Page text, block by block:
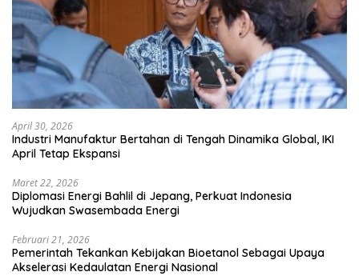
April 30, 2026
Industri Manufaktur Bertahan di Tengah Dinamika Global, IKI
April Tetap Ekspansi
Maret 22, 2026
Diplomasi Energi Bahlil di Jepang, Perkuat Indonesia
Wujudkan Swasembada Energi
Februari 21, 2026
Pemerintah Tekankan Kebijakan Bioetanol Sebagai Upaya
Akselerasi Kedaulatan Energi Nasional